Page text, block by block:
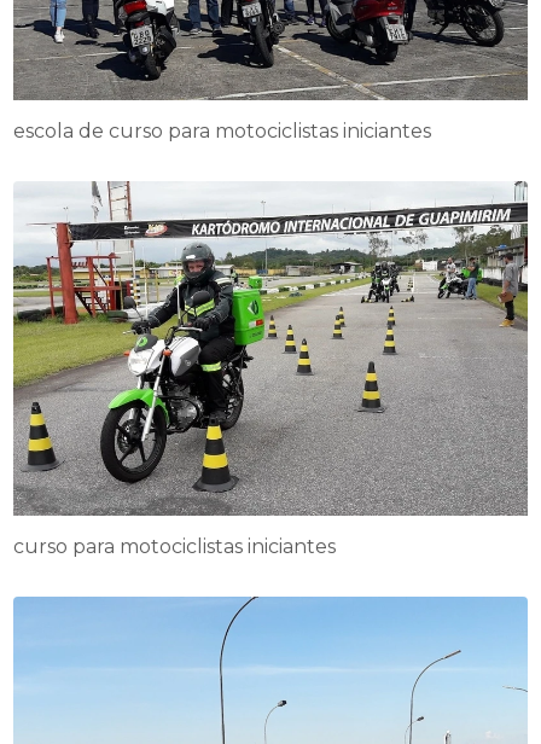
escola de curso para motociclistas iniciantes
curso para motociclistas iniciantes